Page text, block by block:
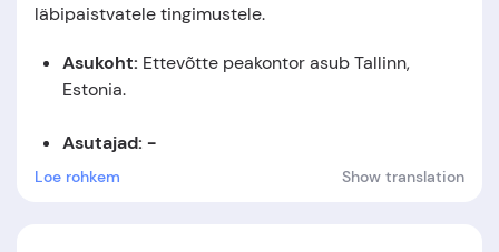
läbipaistvatele tingimustele.
Asukoht: Ettevõtte peakontor asubTallinn,
Estonia.
Asutajad: -
Loe rohkem Show translation